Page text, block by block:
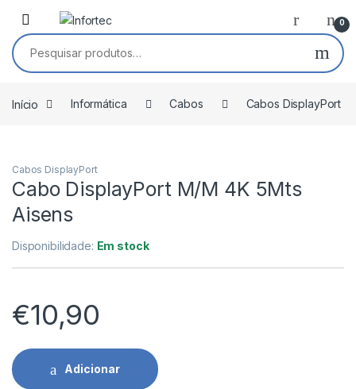
Saltar para navegação
Pular para o conteúdo
0
Pesquisar por:
Início Informática Cabos Cabos DisplayPort
Cabos DisplayPort
Cabo DisplayPort M/M 4K 5Mts
Aisens
Disponibilidade: Em stock
€10,90
Adicionar